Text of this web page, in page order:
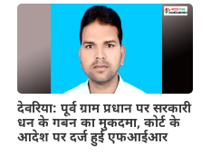
देवरिया: पूर्व ग्राम प्रधान पर सरकारी
धन के गबन का मुकदमा, कोर्ट के
आदेश पर दर्ज हुई एफआईआर